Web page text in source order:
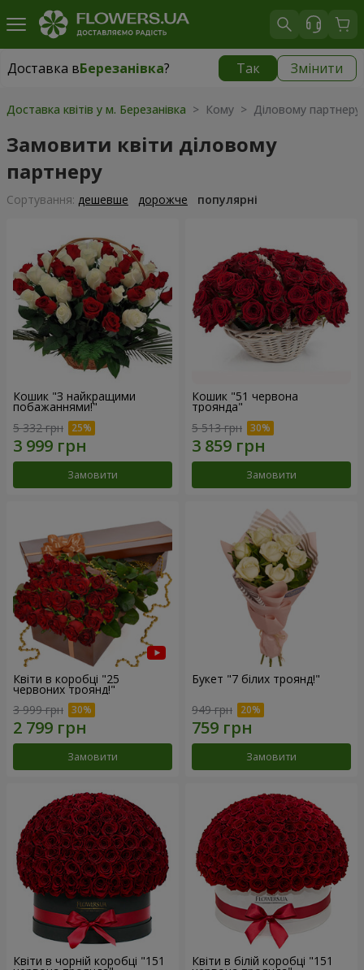
Доставка вБерезанівка? Так Змінити
Доставка вБерезанівка| безкоштовно
Доставка квітів у м. Березанівка > Кому > Діловому партнеру
Замовити квіти діловому
партнеру
Сортування: дешевше дорожче популярні
Кошик "З найкращими
побажаннями!"
5 332 грн
Замовити
Кошик "51 червона
троянда"
5 513 грн
Замовити
Квіти в коробці "25
червоних троянд!"
3 999 грн
Замовити
Букет "7 білих троянд!"
949 грн
Замовити
Квіти в чорній коробці "151 Квіти в білій коробці "151